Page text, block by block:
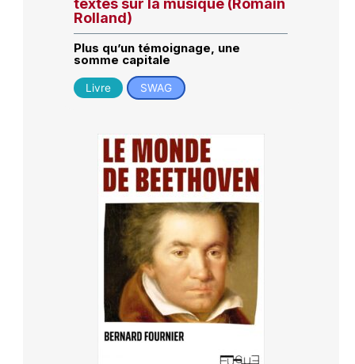
Rolland)
Plus qu’un témoignage, une
somme capitale
Livre SWAG